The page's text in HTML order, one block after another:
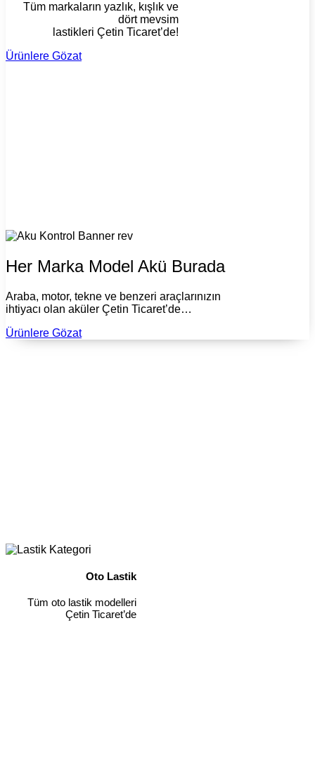
Tüm markaların yazlık, kışlık ve
dört mevsim
lastikleri Çetin Ticaret’de!
Ürünlere Gözat
Her Marka Model Akü Burada
Araba, motor, tekne ve benzeri araçlarınızın
ihtiyacı olan aküler Çetin Ticaret’de…
Ürünlere Gözat
Oto Lastik
Tüm oto lastik modelleri
Çetin Ticaret’de